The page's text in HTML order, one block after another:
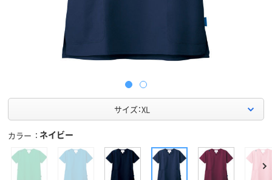
サイズ：XL
カラー ネイビー